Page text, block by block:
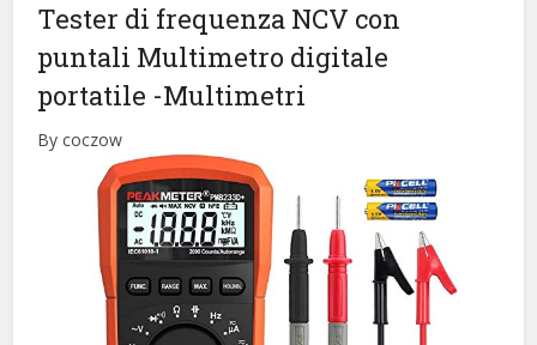
Tester di frequenza NCV con
puntali Multimetro digitale
portatile -Multimetri
By coczow